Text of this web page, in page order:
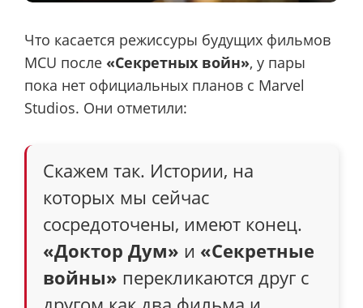
Что касается режиссуры будущих фильмов
MCU после «Секретных войн», у пары
пока нет официальных планов с Marvel
Studios. Они отметили:
Скажем так. Истории, на
которых мы сейчас
сосредоточены, имеют конец.
«Доктор Дум» и «Секретные
войны» перекликаются друг с